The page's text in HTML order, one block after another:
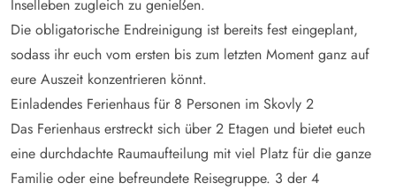
Inselleben zugleich zu genießen.
Die obligatorische Endreinigung ist bereits fest eingeplant,
sodass ihr euch vom ersten bis zum letzten Moment ganz auf
eure Auszeit konzentrieren könnt.
Einladendes Ferienhaus für 8 Personen im Skovly 2
Das Ferienhaus erstreckt sich über 2 Etagen und bietet euch
eine durchdachte Raumaufteilung mit viel Platz für die ganze
Familie oder eine befreundete Reisegruppe. 3 der 4